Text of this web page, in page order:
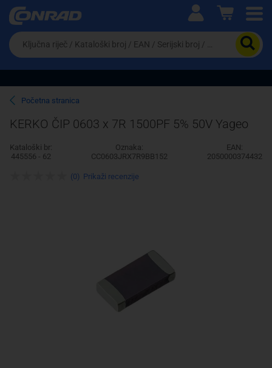
Ova postavka prilagođava asortiman proizvoda i
cijene vašim potrebama.
Pravno lice
Da
biste
potražili
proizvod,
unesite
ključnu
riječ,
kataloški
broj,
EAN
ili
Početna stranica
KERKO ČIP 0603 x 7R 1500PF 5% 50V Yageo
Kataloški br:
445556 - 62
Oznaka:
CC0603JRX7R9BB152
EAN:
2050000374432
(0) Prikaži recenzije